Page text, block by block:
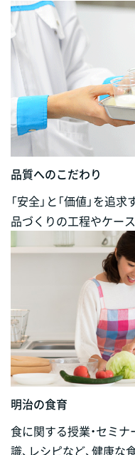
品質へのこだわり
「安全」と「価値」を追
品づくりの工程やケー
明治の食育
食に関する授業・セミ
識、レシピなど、健康